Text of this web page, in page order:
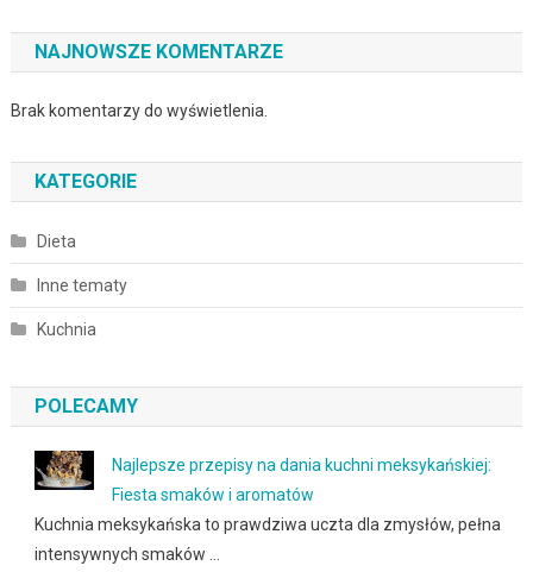
NAJNOWSZE KOMENTARZE
Brak komentarzy do wyświetlenia.
KATEGORIE
Dieta
Inne tematy
Kuchnia
POLECAMY
Najlepsze przepisy na dania kuchni meksykańskiej:
Fiesta smaków i aromatów
Kuchnia meksykańska to prawdziwa uczta dla zmysłów, pełna
intensywnych smaków …